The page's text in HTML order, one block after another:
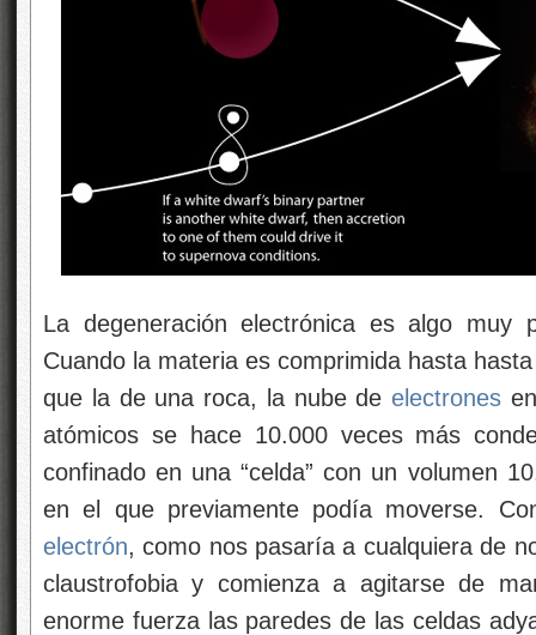
La degeneración electrónica es algo muy
Cuando la materia es comprimida hasta
que la de una roca, la nube de electrones
atómicos se hace 10.000 veces más
confinado en una “celda” con un volumen
en el que previamente podía moverse.
electrón, como nos pasaría a cualquiera de
claustrofobia y comienza a agitarse de
enorme fuerza las paredes de las celdas